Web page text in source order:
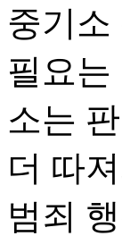
중기소
필요
소는
더 따
범죄